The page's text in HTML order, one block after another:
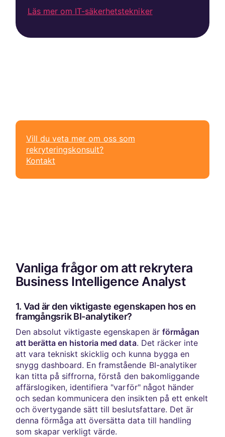
Läs mer om IT-säkerhetstekniker
Vill du veta mer om oss som
rekryteringskonsult?
Kontakt
Vanliga frågor om att rekrytera
Business Intelligence Analyst
1. Vad är den viktigaste egenskapen hos en
framgångsrik BI-analytiker?
Den absolut viktigaste egenskapen är förmågan
att berätta en historia med data. Det räcker inte
att vara tekniskt skicklig och kunna bygga en
snygg dashboard. En framstående BI-analytiker
kan titta på siffrorna, förstå den bakomliggande
affärslogiken, identifiera "varför" något händer
och sedan kommunicera den insikten på ett enkelt
och övertygande sätt till beslutsfattare. Det är
denna förmåga att översätta data till handling
som skapar verkligt värde.